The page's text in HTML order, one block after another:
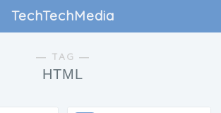
TechTechMedia
― TAG ―
HTML